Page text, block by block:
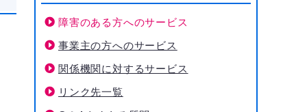
障害のある方へのサービス
事業主の方へのサービス
関係機関に対するサービス
リンク先一覧